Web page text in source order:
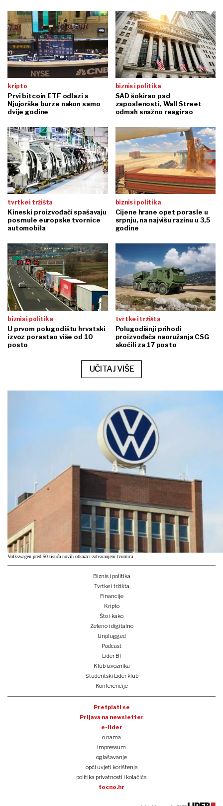
kripto
Prvi bitcoin ETF odlazi s
Njujorške burze nakon samo
dvije godine
biznis i politika
SAD šokirao pad
zaposlenosti, Wall Street
odmah snažno reagirao
tvrtke i tržišta
Kineski proizvođači spašavaju
posrnule europske tvornice
automobila
biznis i politika
Cijene hrane opet porasle u
srpnju, na najvišu razinu u 3,5
godine
biznis i politika
U prvom polugodištu hrvatski
izvoz porastao više od 10
posto
tvrtke i tržišta
Polugodišnji prihodi
proizvođača naoružanja CSG
skočili za 17 posto
UČITAJ VIŠE
Volkswagen pred 50 tisuća novih otkaza i zatvaranjem tvornica
Biznis i politika
Tvrtke i tržišta
Financije
Kripto
Što i kako
Zeleno i digitalno
Unplugged
Podcast
Lider BI
Klub izvoznika
Studentski Lider klub
Konferencije
Pretplati se
Prijava na newsletter
e-lider
o nama
impressum
oglašavanje
opći uvjeti korištenja
politika privatnosti i kolačića
tocno.hr